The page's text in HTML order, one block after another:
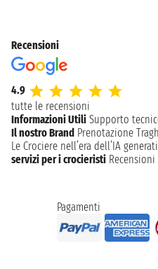
Recensioni
4.9
tutte le recensioni
Informazioni Utili Supporto
Il nostro Brand Prenotazione
Le Crociere nell’era dell’IA
servizi per i crocieristi
Pagamenti